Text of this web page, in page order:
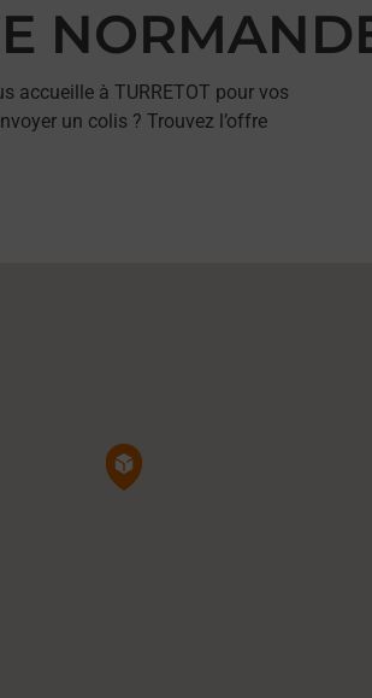
accueille à TURRETOT pour vos
un colis ? Trouvez l’offre
Pin de la carte